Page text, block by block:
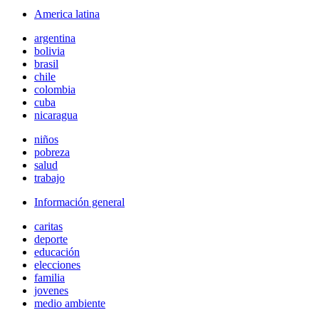
America latina
argentina
bolivia
brasil
chile
colombia
cuba
nicaragua
niños
pobreza
salud
trabajo
Información general
caritas
deporte
educación
elecciones
familia
jovenes
medio ambiente